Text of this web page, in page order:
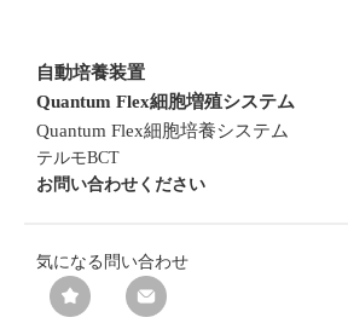
自動培養装置
Quantum Flex細胞増殖システム
Quantum Flex細胞培養システム
テルモBCT
お問い合わせください
気になる 問い合わせ